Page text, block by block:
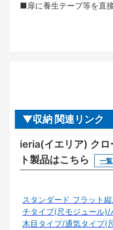
■扉に養生テープ等を直
収納 関連リンク
ieria(イエリア) クロ
ト製品はこちら
一
スタンダード フラット
チタイプ(尺モジュール
木目タイプ/通気タイプ(